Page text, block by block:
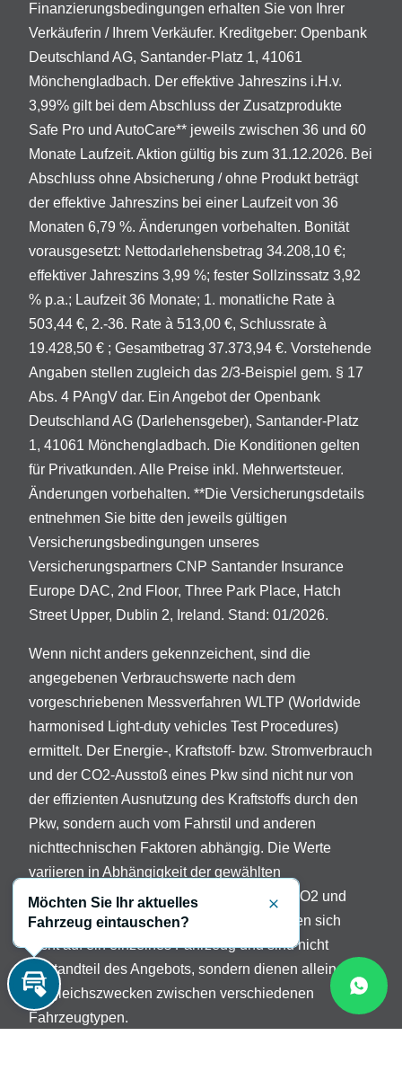
Finanzierungsbedingungen erhalten Sie von Ihrer
Verkäuferin / Ihrem Verkäufer. Kreditgeber: Openbank
Deutschland AG, Santander-Platz 1, 41061
Mönchengladbach. Der effektive Jahreszins i.H.v.
3,99% gilt bei dem Abschluss der Zusatzprodukte
Safe Pro und AutoCare** jeweils zwischen 36 und 60
Monate Laufzeit. Aktion gültig bis zum 31.12.2026. Bei
Abschluss ohne Absicherung / ohne Produkt beträgt
der effektive Jahreszins bei einer Laufzeit von 36
Monaten 6,79 %. Änderungen vorbehalten. Bonität
vorausgesetzt: Nettodarlehensbetrag 34.208,10 €;
effektiver Jahreszins 3,99 %; fester Sollzinssatz 3,92
% p.a.; Laufzeit 36 Monate; 1. monatliche Rate à
503,44 €, 2.-36. Rate à 513,00 €, Schlussrate à
19.428,50 € ; Gesamtbetrag 37.373,94 €. Vorstehende
Angaben stellen zugleich das 2/3-Beispiel gem. § 17
Abs. 4 PAngV dar. Ein Angebot der Openbank
Deutschland AG (Darlehensgeber), Santander-Platz
1, 41061 Mönchengladbach. Die Konditionen gelten
für Privatkunden. Alle Preise inkl. Mehrwertsteuer.
Änderungen vorbehalten. **Die Versicherungsdetails
entnehmen Sie bitte den jeweils gültigen
Versicherungsbedingungen unseres
Versicherungspartners CNP Santander Insurance
Europe DAC, 2nd Floor, Three Park Place, Hatch
Street Upper, Dublin 2, Ireland. Stand: 01/2026.
Wenn nicht anders gekennzeichent, sind die
angegebenen Verbrauchswerte nach dem
vorgeschriebenen Messverfahren WLTP (Worldwide
harmonised Light-duty vehicles Test Procedures)
ermittelt. Der Energie-, Kraftstoff- bzw. Stromverbrauch
und der CO2-Ausstoß eines Pkw sind nicht nur von
der effizienten Ausnutzung des Kraftstoffs durch den
Pkw, sondern auch vom Fahrstil und anderen
nichttechnischen Faktoren abhängig. Die Werte
variieren in Abhängigkeit der gewählten
Sonderausstattungen. Beschreibung der CO2 und
Verbrauchsangaben: Die Angaben beziehen sich
nicht auf ein einzelnes Fahrzeug und sind nicht
Bestandteil des Angebots, sondern dienen allein
Vergleichszwecken zwischen verschiedenen
Fahrzeugtypen.
Inzahlungnahme
Möchten Sie Ihr aktuelles
Fahrzeug eintauschen?
Schließen